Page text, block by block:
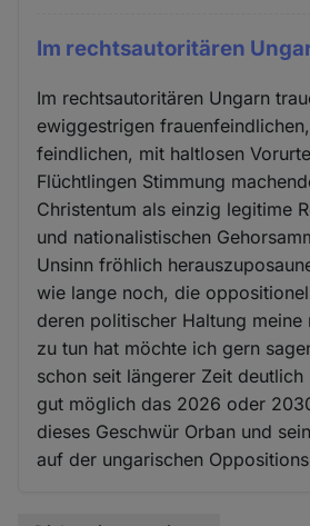
Im rechtsautoritären
Im rechtsautoritären Ungarn
ewiggestrigen
feindlichen, mit haltlosen
Flüchtlingen Stimmung
Christentum als einzig legitime
und nationalistischen
Unsinn fröhlich
wie lange noch, die
deren politischer Haltung meine
zu tun hat möchte ich gern
schon seit längerer Zeit
gut möglich das 2026 oder
dieses Geschwür Orban und
auf der ungarischen